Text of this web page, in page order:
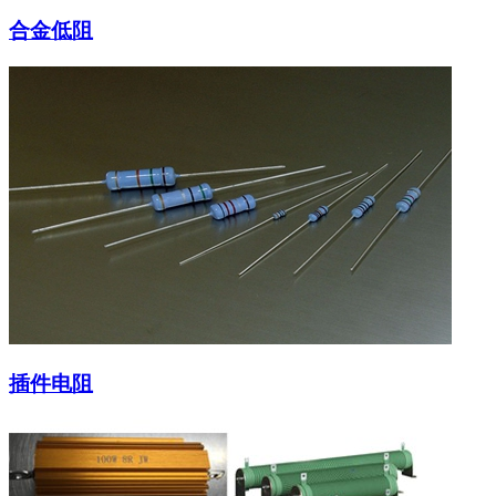
合金低阻
插件电阻